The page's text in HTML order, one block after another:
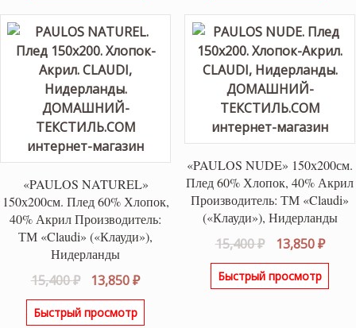
«PAULOS NATUREL»
150х200см. Плед 60% Хлопок,
40% Акрил Производитель:
ТМ «Claudi» («Клауди»),
Нидерланды
15,400₽
Первоначальная
цена
составляла
13,850₽Текущая
цена:
Быстрый просмотр
«PAULOS NUDE» 150х200см.
Плед 60% Хлопок, 40% Акрил
Производитель: ТМ «Claudi»
(«Клауди»), Нидерланды
15,400₽
цена
составляла
13,850₽
Быстрый просмотр